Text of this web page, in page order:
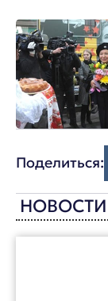
Поделиться:
НОВОСТИ